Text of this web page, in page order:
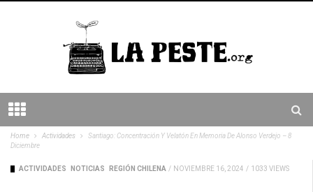
Home Actividades
Santiago: Concentración Y Velatón En Memoria De Alonso Verdejo – 8
Diciembre
ACTIVIDADES NOTICIAS REGIÓN CHILENA / NOVIEMBRE 16, 2024 / 1033 VIEWS